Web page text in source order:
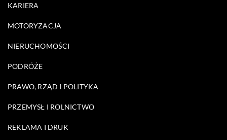
KARIERA
MOTORYZACJA
NIERUCHOMOŚCI
PODRÓŻE
PRAWO, RZĄD I POLITYKA
PRZEMYSŁ I ROLNICTWO
REKLAMA I DRUK